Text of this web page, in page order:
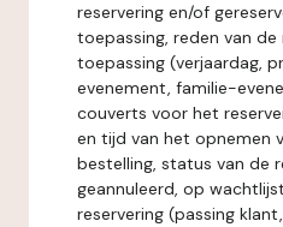
reservering en/of
toepassing, reden van de
toepassing (verjaardag,
evenement, familie-
couverts voor het
en tijd van het opnemen
bestelling, status van de
geannuleerd, op
reservering (passing